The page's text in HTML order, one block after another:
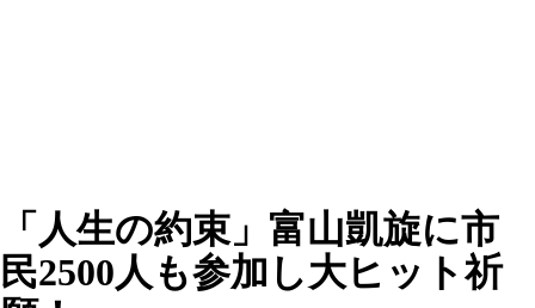
「人生の約束」富山凱旋に市
民2500人も参加し大ヒット祈